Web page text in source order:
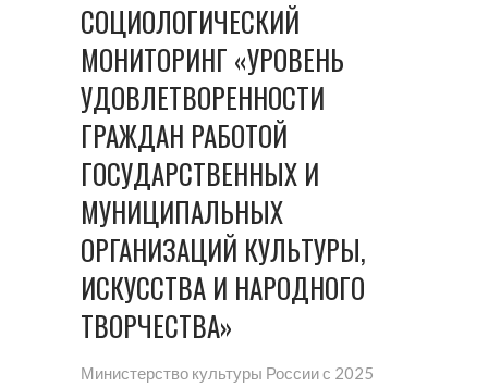
СОЦИОЛОГИЧЕСКИЙ
МОНИТОРИНГ «УРОВЕНЬ
УДОВЛЕТВОРЕННОСТИ
ГРАЖДАН РАБОТОЙ
ГОСУДАРСТВЕННЫХ И
МУНИЦИПАЛЬНЫХ
ОРГАНИЗАЦИЙ КУЛЬТУРЫ,
ИСКУССТВА И НАРОДНОГО
ТВОРЧЕСТВА»
Министерство культуры России с 2025